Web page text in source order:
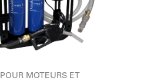
MOTEURS ET